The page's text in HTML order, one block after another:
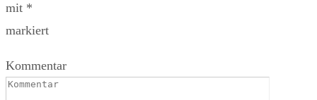
mit *
markiert
Kommentar